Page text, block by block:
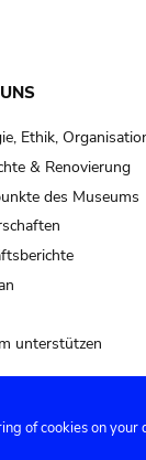
Ethik,
& Renovierung
des Museums
unterstützen
of cookies on your